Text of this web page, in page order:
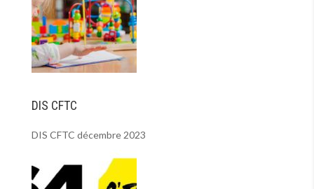
DIS CFTC
DIS CFTC décembre 2023